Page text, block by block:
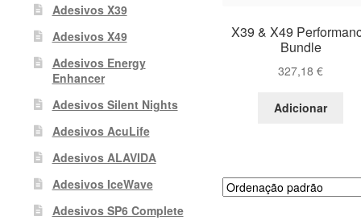
X39 & X49
Bundle
327,18€
Adicionar
Adesivos X39
Adesivos X49
Adesivos Energy
Enhancer
Adesivos Silent Nights
Adesivos AcuLife
Adesivos ALAVIDA
Adesivos IceWave
Adesivos SP6 Complete